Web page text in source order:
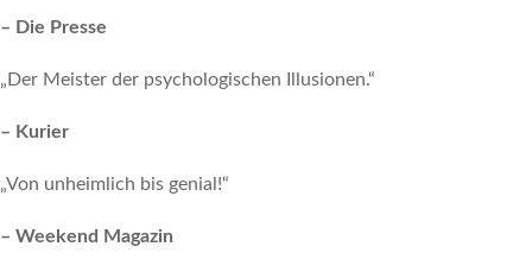
– Die Presse
„Der Meister der psychologischen Illusionen.“
– Kurier
„Von unheimlich bis genial!“
– Weekend Magazin